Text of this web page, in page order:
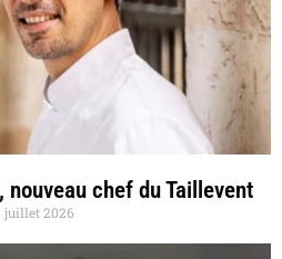
nouveau chef du Taillevent
juillet 2026